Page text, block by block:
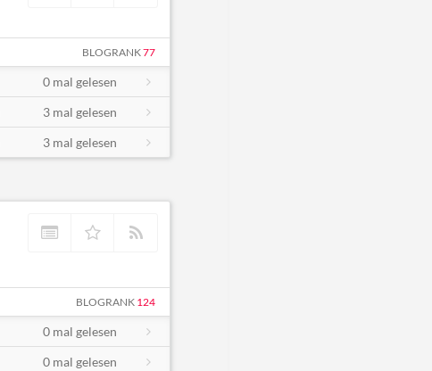
BLOGRANK77
0 mal gelesen
3 mal gelesen
3 mal gelesen
BLOGRANK 124
0 mal gelesen
0 mal gelesen